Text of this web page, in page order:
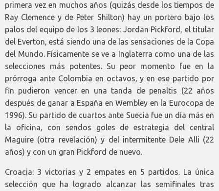
primera vez en muchos años (quizás desde los tiempos de
Ray Clemence y de Peter Shilton) hay un portero bajo los
palos del equipo de los 3 leones: Jordan Pickford, el titular
del Everton, está siendo una de las sensaciones de la Copa
del Mundo. Físicamente se ve a Inglaterra como una de las
selecciones más potentes. Su peor momento fue en la
prórroga ante Colombia en octavos, y en ese partido por
fin pudieron vencer en una tanda de penaltis (22 años
después de ganar a España en Wembley en la Eurocopa de
1996). Su partido de cuartos ante Suecia fue un día más en
la oficina, con sendos goles de estrategia del central
Maguire (otra revelación) y del intermitente Dele Alli (22
años) y con un gran Pickford de nuevo.
Croacia: 3 victorias y 2 empates en 5 partidos. La única
selección que ha logrado alcanzar las semifinales tras